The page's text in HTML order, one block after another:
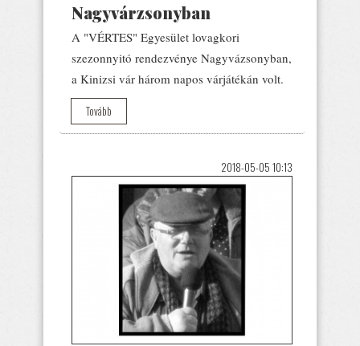
Nagyvárzsonyban
A "VÉRTES" Egyesület lovagkori
szezonnyitó rendezvénye Nagyvázsonyban,
a Kinizsi vár három napos várjátékán volt.
Tovább
2018-05-05 10:13